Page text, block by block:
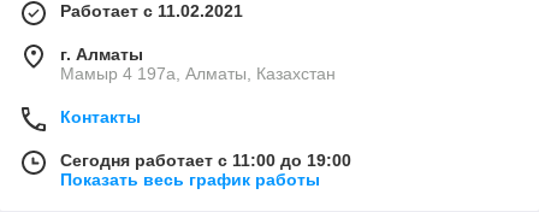
Работает с 11.02.2021
г. Алматы
Мамыр 4 197а, Алматы, Казахстан
Контакты
Сегодня работает с 11:00 до 19:00
Показать весь график работы